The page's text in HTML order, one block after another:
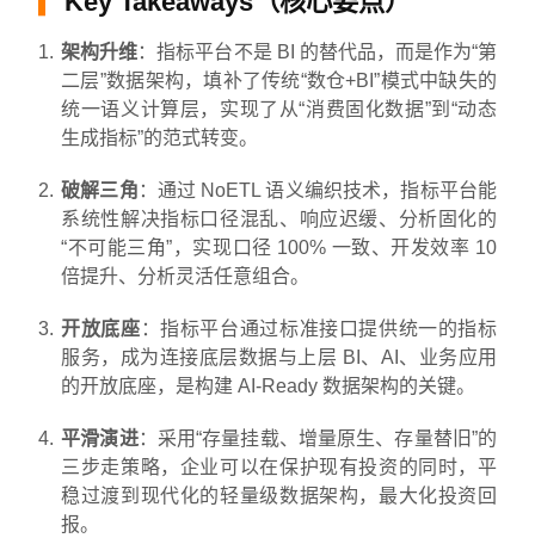
架构升维：指标平台不是 BI 的替代品，而是作为“第
二层”数据架构，填补了传统“数仓+BI”模式中缺失的
统一语义计算层，实现了从“消费固化数据”到“动态
生成指标”的范式转变。
破解三角 ：通过 NoETL 语义编织技术，指标平台能
系统性解决指标口径混乱、响应迟缓、分析固化的
“不可能三角”，实现口径 100% 一致、开发效率 10
倍提升、分析灵活任意组合。
开放底座 ：指标平台通过标准接口提供统一的指标
服务，成为连接底层数据与上层 BI、AI、业务应用
的开放底座，是构建 AI-Ready 数据架构的关键。
平滑演进：采用“存量挂载、增量原生、存量替旧”的
三步走策略，企业可以在保护现有投资的同时，平
稳过渡到现代化的轻量级数据架构，最大化投资回
报。